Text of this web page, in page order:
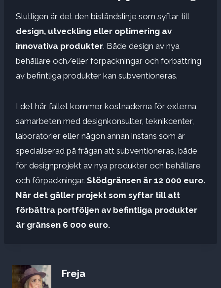
Slutligen är det den biståndslinje som syftar till
design, utveckling eller optimering av
innovativa produkter. Både design av nya
behållare och/eller förpackningar och förbättring
av befintliga produkter kan subventioneras.
I det här fallet kommer kostnaderna för externa
samarbeten med designkonsulter, teknikcenter,
laboratorier eller någon annan instans som är
specialiserad på frågan att subventioneras, både
för designprojekt av nya produkter och behållare
och förpackningar. Stödgränsen är 12 000 euro.
När det gäller projekt som syftar till att
förbättra portföljen av befintliga produkter
är gränsen 6 000 euro.
Freja